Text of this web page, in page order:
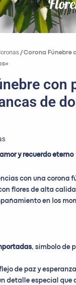
/ Corona Fúnebre
con
de
y recuerdo eterno
con una corona
flores de alta
en los
, símbolo de
de paz y
detalle especial que